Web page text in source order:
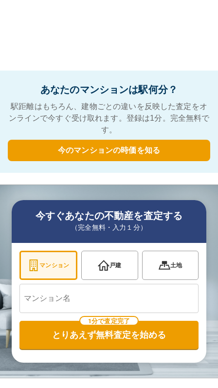
あなたのマンションは駅何分？
駅距離はもちろん、建物ごとの違いを反映した査定をオ
ンラインで今すぐ受け取れます。登録は1分。完全無料で
す。
今のマンションの時価を知る
今すぐあなたの不動産を査定する
（完全無料・入力１分）
マンション 戸建 土地
1分で査定完了
とりあえず無料査定を始める